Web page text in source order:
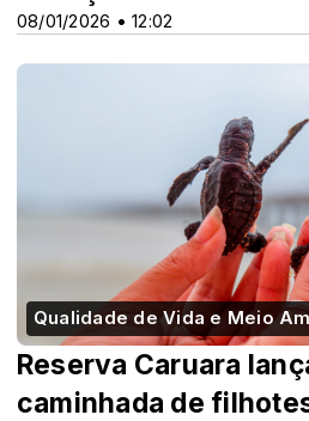
08/01/2026 • 12:02
Qualidade de Vida e Meio
Reserva Caruara
caminhada de